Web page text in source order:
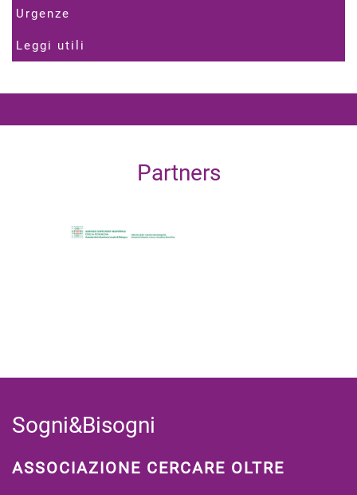
Urgenze
Leggi utili
Partners
Sogni&Bisogni
ASSOCIAZIONE CERCARE OLTRE